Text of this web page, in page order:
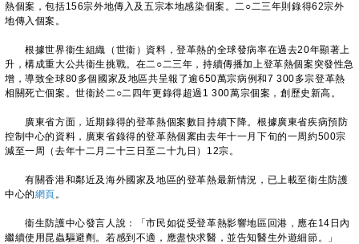
熱個案，包括156宗外地傳入及五宗本地感染個案。二○二三年則錄得62宗外
地傳入個案。
根據世界衞生組織（世衞）資料，登革熱的全球發病率在過去20年顯著上
升，構成重大公共衞生挑戰。在二○二三年，持續傳播加上登革熱個案突發性急
增，導致全球80多個國家及地區共呈報了逾650萬宗病例和7 300多宗登革熱
相關死亡個案。世衞於二○二四年更錄得超過1 300萬宗個案，創歷史新高。
廣東省方面，近期錄得的登革熱個案數目持續下降。根據廣東省疾病預防
控制中心的資料，廣東省錄得的登革熱個䅁由去年十一月下旬的一周約500宗
減至一周（去年十二月二十三日至二十九日）12宗。
有關香港和鄰近及海外國家及地區的登革熱最新情況，已上載至衞生防護
中心的網頁。
衞生防護中心發言人說：「市民如從受登革熱影響地區回港，應在14日內
繼續使用昆蟲驅避劑。若感到不適，應盡快求醫，並告知醫生外遊細節。」